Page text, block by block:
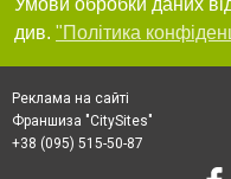
Умови обробки даних
див. "Політика
Реклама на сайті
Франшиза "CitySites"
+38 (095) 515-50-87